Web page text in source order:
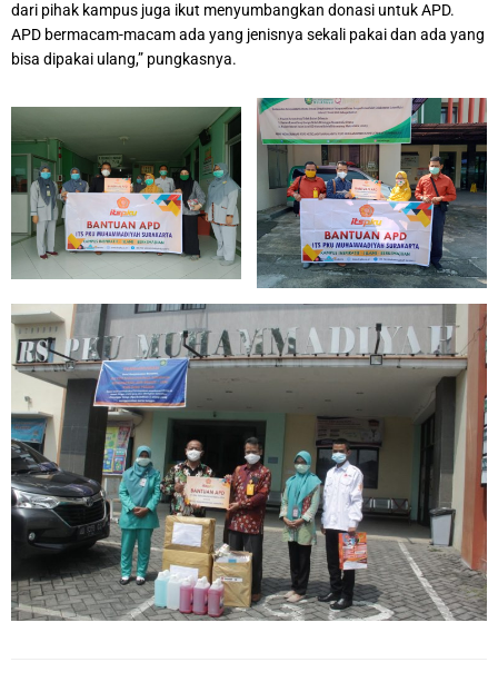
dari pihak kampus juga ikut menyumbangkan donasi untuk APD.
APD bermacam-macam ada yang jenisnya sekali pakai dan ada yang
bisa dipakai ulang,” pungkasnya.